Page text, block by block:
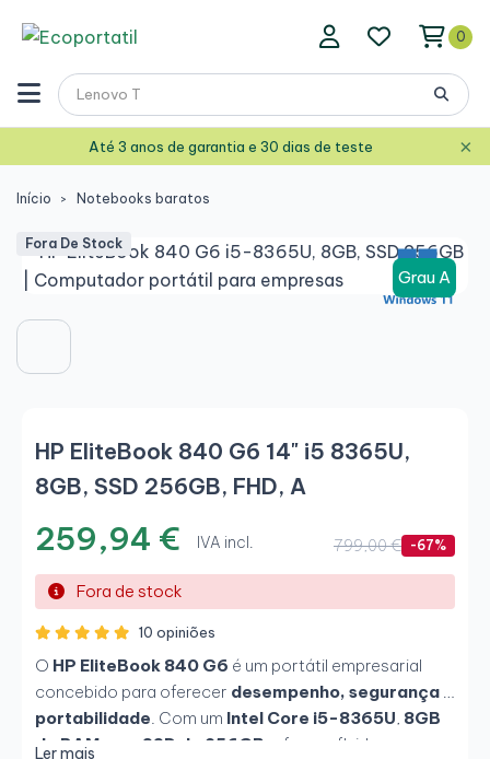
0
Até 3 anos de garantia e 30 dias de teste ×
Início Notebooks baratos
Grau A
Fora De Stock
HP EliteBook 840 G6 14" i5 8365U,
8GB, SSD 256GB, FHD, A
259,94 € IVA incl. 799,00 € -67%
Fora de stock
10 opiniões
O HP EliteBook 840 G6 é um portátil empresarial
concebido para oferecer desempenho, segurança e
portabilidade. Com um Intel Core i5-8365U, 8GB
de RAM
SSD de 256GB
, oferece fluidez em
Ler mais